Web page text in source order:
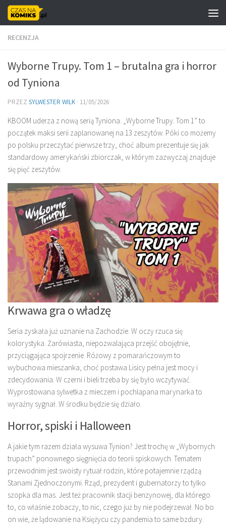
Skip to content
RECENZJA
Wyborne Trupy. Tom 1 – brutalna gra i horror
od Tyniona
PRZEZ SYLWESTER WILK · 11/05/2026
KBOOM uderza z nową serią Tyniona. „Wyborne Trupy. Tom 1” to
początek maksi serii zaplanowanej na 13 zeszytów. Póki co możemy
po polsku przeczytać pierwsze trzy, choć album prezentuje się jak
standardowy amerykański zbiorczak, w którym zazwyczaj znajduje
się pięć zeszytów.
Krwawa gra o władzę
Seria zyskała już uznanie na Zachodzie. W oczy rzuca się
kolorystyka. Żarówiasta, niepozwalająca przejść obojętnie,
przyciągająca spojrzenie. Różowy z pomarańczowym to
wybuchowa mieszanka, choć postawa Lisicy pełna jest mocy i
zdecydowania. W czerni i bieli trzeba by się było wczytywać.
Wyprostowana sylwetka z mieczem i pochlapana marynarka to
wyraźny sygnał. W środku będzie się działo.
Horror, spiski i Halloween
A jakie tym razem działa wysuwa Tynion? Jest trochę w „Wybornych
trupach” ponownego sięgnięcia do teorii spiskowych. Tematem
przewodnim jest swoisty rytuał rodzin, które potajemnie rządzą
Stanami Zjednoczonymi. Rząd, prezydent i gubernatorzy to tylko
szopka dla mas. Jest też pracownik stacji benzynowej, dla którego
to, co właśnie zobaczy, to nic, czego już by nie podejrzewał. No bo
on wie, że lądowanie na Księżycu czy pandemia to same bzdury.